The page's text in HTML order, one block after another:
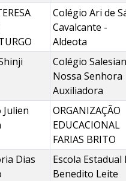
Colégio Ari de
Cavalcante -
Aldeota
Colégio
Nossa Senhora
Auxiliadora
Julien
ORGANIZAÇÃO
EDUCACIONAL
FARIAS BRITO
Dias
Escola Estadual
Benedito Leite